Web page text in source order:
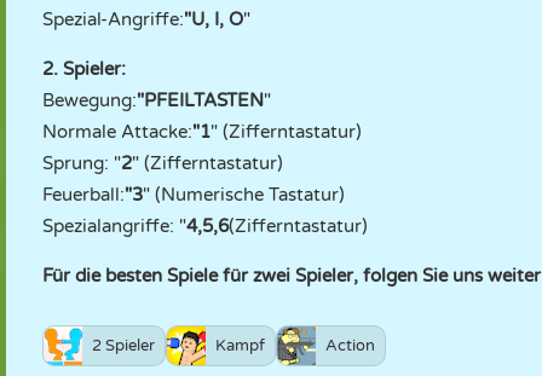
Spezial-Angriffe:"U, I, O"
2. Spieler:
Bewegung:"PFEILTASTEN"
Normale Attacke:"1" (Zifferntastatur)
Sprung: "2" (Zifferntastatur)
Feuerball:"3" (Numerische Tastatur)
Spezialangriffe: "4,5,6(Zifferntastatur)
Für die besten Spiele für zwei Spieler, folgen Sie uns
2 Spieler Kampf Action